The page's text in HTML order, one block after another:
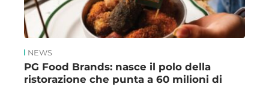
NEWS
PG Food Brands: nasce il polo della
ristorazione che punta a 60 milioni di